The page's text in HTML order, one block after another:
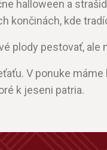
halloween a
končinách, kde
plody pestovať,
V ponuke
k jeseni patria.